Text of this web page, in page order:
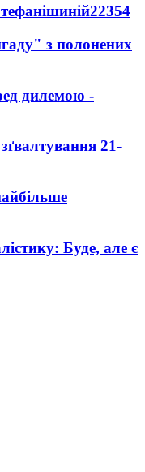
22354
з полонених
дилемою -
21-
Буде, але є